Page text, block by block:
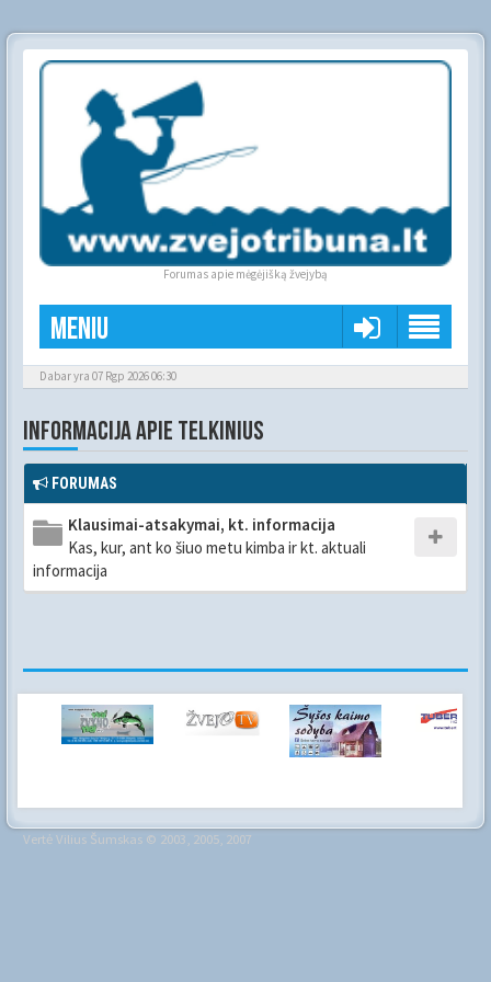
Forumas apie mėgėjišką žvejybą
Meniu
Dabar yra 07 Rgp 2026 06:30
INFORMACIJA APIE TELKINIUS
FORUMAS
Klausimai-atsakymai, kt. informacija
Kas, kur, ant ko šiuo metu kimba ir kt. aktuali
informacija
VertėVilius Šumskas © 2003, 2005, 2007